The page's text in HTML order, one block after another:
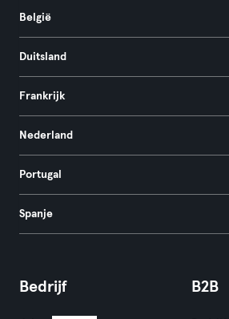
België
Duitsland
Frankrijk
Nederland
Portugal
Spanje
Bedrijf B2B